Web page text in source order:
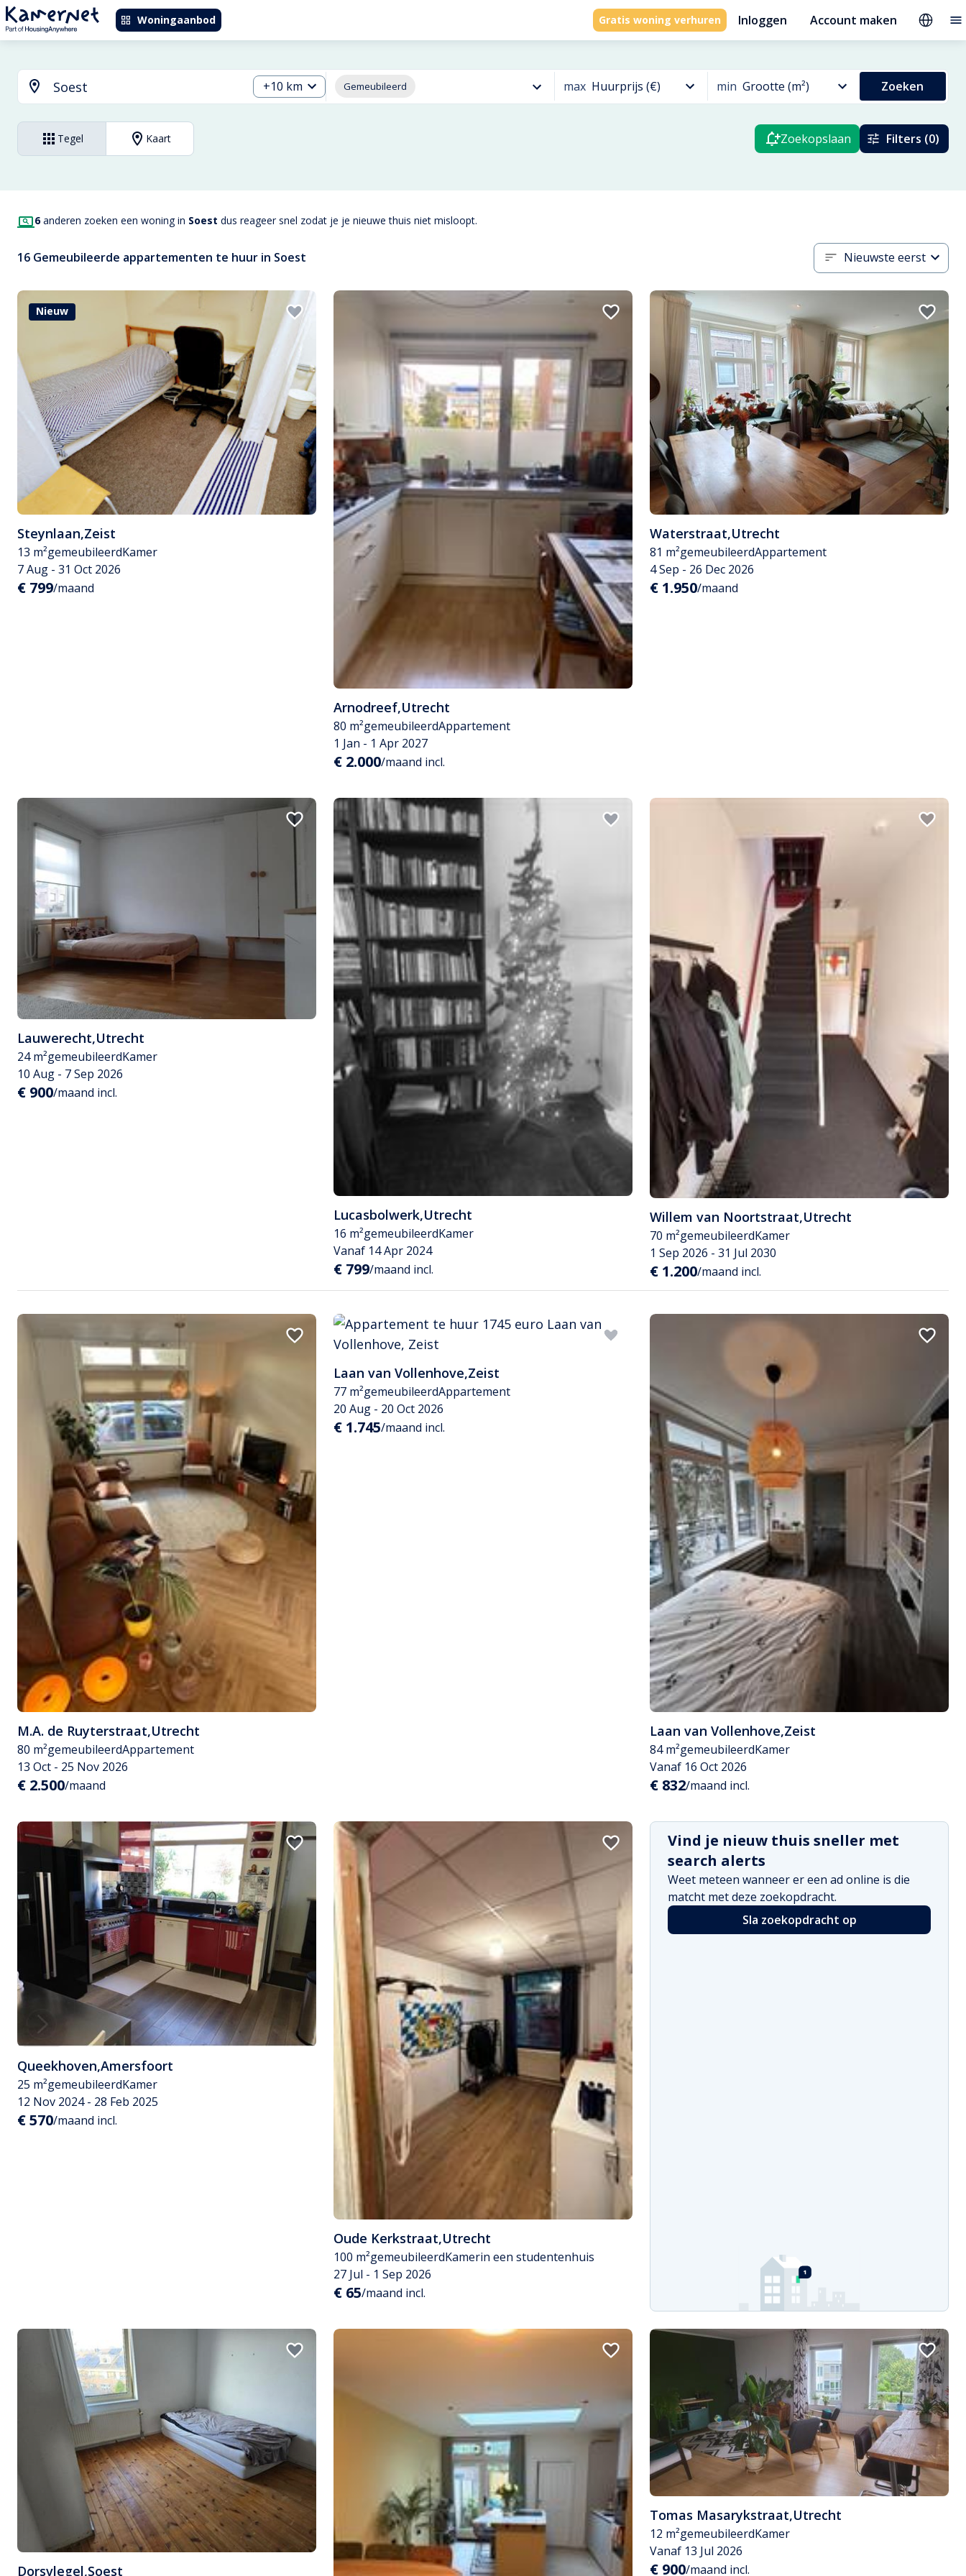
Woningaanbod Gratis woning verhuren Inloggen Account maken
+10 km Gemeubileerd max Huurprijs (€) min Grootte (m²) Zoeken
Tegel Kaart Zoekopslaan Filters (0)
6anderen zoeken een woning in Soest dus reageer snel zodat je je nieuwe thuis niet misloopt.
16 Gemeubileerde appartementen te huur in Soest Nieuwste eerst
Nieuw
Steynlaan,Zeist
13 m²gemeubileerdKamer
7 Aug - 31 Oct 2026
€ 799/maand
Arnodreef,Utrecht
80 m²gemeubileerdAppartement
1 Jan - 1 Apr 2027
€ 2.000/maand incl.
Waterstraat,Utrecht
81 m²gemeubileerdAppartement
4 Sep - 26 Dec 2026
€ 1.950/maand
Lauwerecht,Utrecht
24 m²gemeubileerdKamer
10 Aug - 7 Sep 2026
€ 900/maand incl.
Lucasbolwerk,Utrecht
16 m²gemeubileerdKamer
Vanaf 14 Apr 2024
€ 799/maand incl.
Willem van Noortstraat,Utrecht
70 m²gemeubileerdKamer
1 Sep 2026 - 31 Jul 2030
€ 1.200/maand incl.
M.A. de Ruyterstraat,Utrecht
80 m²gemeubileerdAppartement
13 Oct - 25 Nov 2026
€ 2.500/maand
Laan van Vollenhove,Zeist
77 m²gemeubileerdAppartement
20 Aug - 20 Oct 2026
€ 1.745/maand incl.
Laan van Vollenhove,Zeist
84 m²gemeubileerdKamer
Vanaf 16 Oct 2026
€ 832/maand incl.
Queekhoven,Amersfoort
25 m²gemeubileerdKamer
12 Nov 2024 - 28 Feb 2025
€ 570/maand incl.
Oude Kerkstraat,Utrecht
100 m²gemeubileerdKamerin een studentenhuis
27 Jul - 1 Sep 2026
€ 65/maand incl.
Vind je nieuw thuis sneller met
search alerts
Weet meteen wanneer er een ad online is die
matcht met deze zoekopdracht.
Sla zoekopdracht op
Dorsvlegel,Soest
Tomas Masarykstraat,Utrecht
12 m²gemeubileerdKamer
Vanaf 13 Jul 2026
€ 900/maand incl.